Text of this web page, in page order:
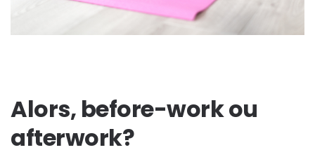
Alors, before-work ou
afterwork?